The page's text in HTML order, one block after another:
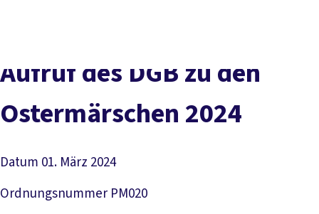
Service
Mitmachen
Aufruf des DGB zu den
Ostermärschen 2024
Datum 01. März 2024
Ordnungsnummer PM020